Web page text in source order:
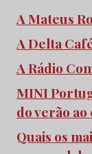
A Mateus
A Delta
A Rádio
MINI
do verão ao
Quais os